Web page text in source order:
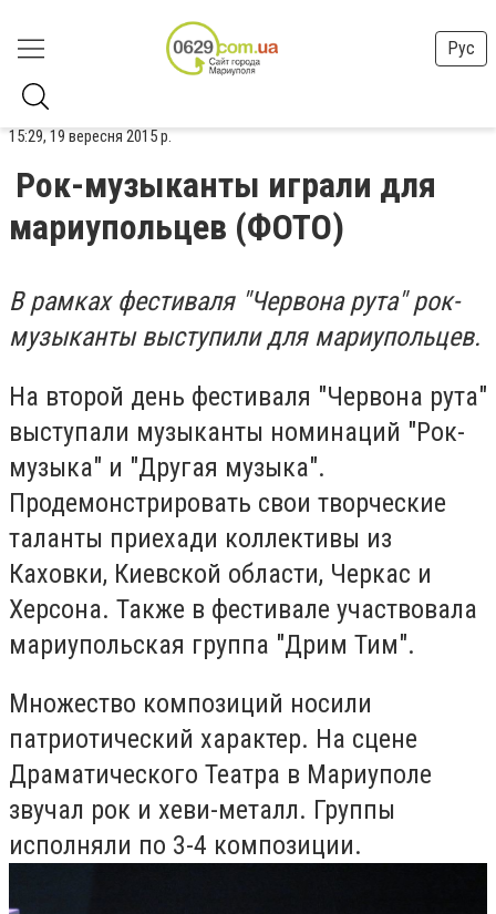
Рус
15:29, 19 вересня 2015 р.
Рок-музыканты играли для
мариупольцев (ФОТО)
В рамках фестиваля "Червона рута" рок-
музыканты выступили для мариупольцев.
На второй день фестиваля "Червона рута"
выступали музыканты номинаций "Рок-
музыка" и "Другая музыка".
Продемонстрировать свои творческие
таланты приехади коллективы из
Каховки, Киевской области, Черкас и
Херсона. Также в фестивале участвовала
мариупольская группа "Дрим Тим".
Множество композиций носили
патриотический характер. На сцене
Драматического Театра в Мариуполе
звучал рок и хеви-металл. Группы
исполняли по 3-4 композиции.